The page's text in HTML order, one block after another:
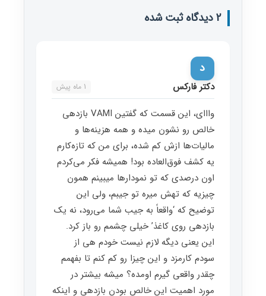
2 دیدگاه ثبت شده
د
دکتر فارکس 1 ماه پیش
وااای، این قسمت که گفتین VAMI بازدهی
خالص رو نشون میده و همه هزینه‌ها و
مالیات‌ها ازش کم شده، برای من که تازه‌کارم
یه کشف فوق‌العاده بود! همیشه فکر می‌کردم
اون درصدی که تو نمودارها میبینم همون
چیزیه که تهش میره تو جیبم، ولی این
توضیح که ‘واقعاً به جیب شما می‌رود، نه یک
بازدهی روی کاغذ’ خیلی چشمم رو باز کرد.
این یعنی دیگه لازم نیست خودم هی از
سودم کارمزد و این چیزا رو کم کنم تا بفهمم
چقدر واقعی گیرم اومده؟ میشه بیشتر در
مورد اهمیت این خالص بودن بازدهی و اینکه